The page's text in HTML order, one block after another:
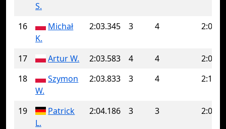
S.
16
Michał
K.
2:03.345 3 4
17 Artur W. 2:03.583 4 4
18
Szymon
W.
2:03.833 3 4
19
Patrick
L.
2:04.186 3 3